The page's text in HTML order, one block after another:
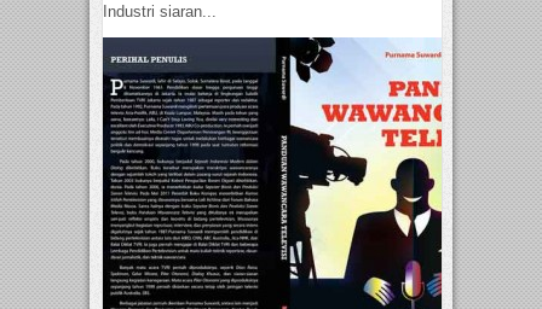
Industri siaran...